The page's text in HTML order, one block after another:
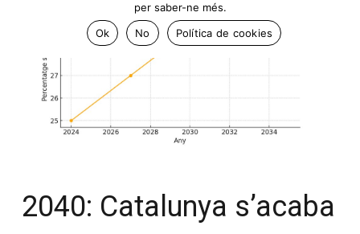
2040: Catalunya s’acaba
per saber-ne més.
Ok
No Política de cookies